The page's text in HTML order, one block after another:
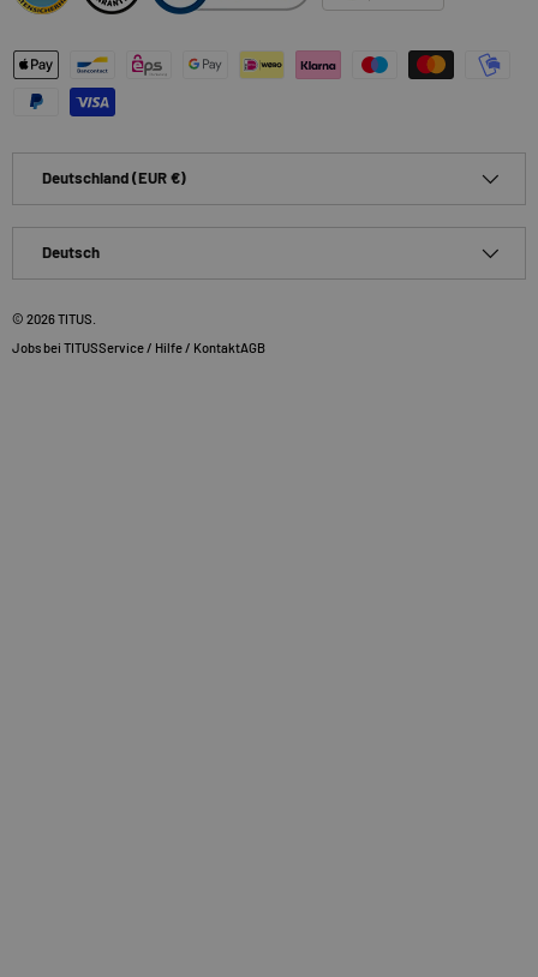
Zahlungsmethoden
Deutschland (EUR €)
Deutsch
© 2026TITUS
Jobs bei TITUSService / Hilfe / KontaktAGB